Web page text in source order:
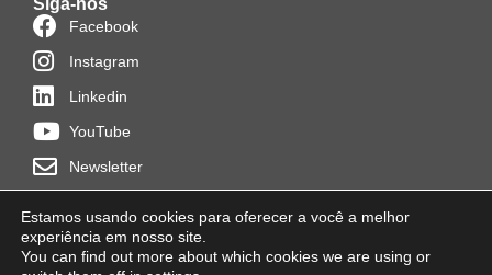
Siga-nos
Facebook
Instagram
Linkedin
YouTube
Newsletter
Distribuído por Programon
Estamos usando cookies para oferecer a você a melhor
experiência em nosso site.
You can find out more about which cookies we are using or